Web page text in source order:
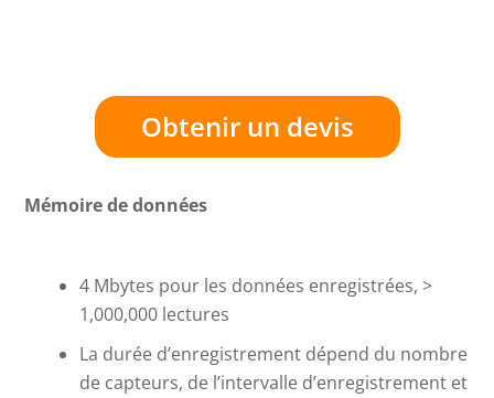
Obtenir un devis
Mémoire de données
4 Mbytes pour les données enregistrées, >
1,000,000 lectures
La durée d’enregistrement dépend du nombre
de capteurs, de l’intervalle d’enregistrement et